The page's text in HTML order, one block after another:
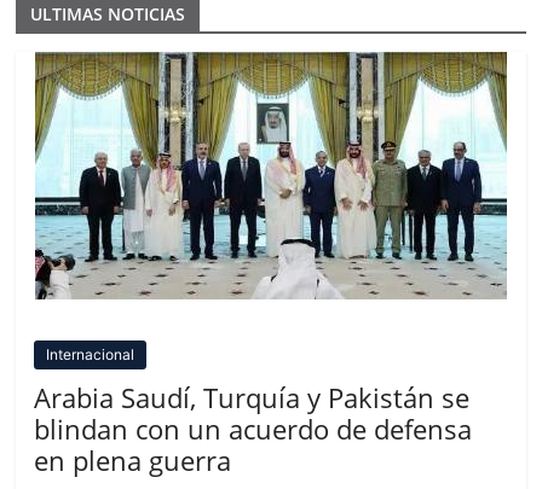
ULTIMAS NOTICIAS
Internacional
Arabia Saudí, Turquía y Pakistán se
blindan con un acuerdo de defensa
en plena guerra